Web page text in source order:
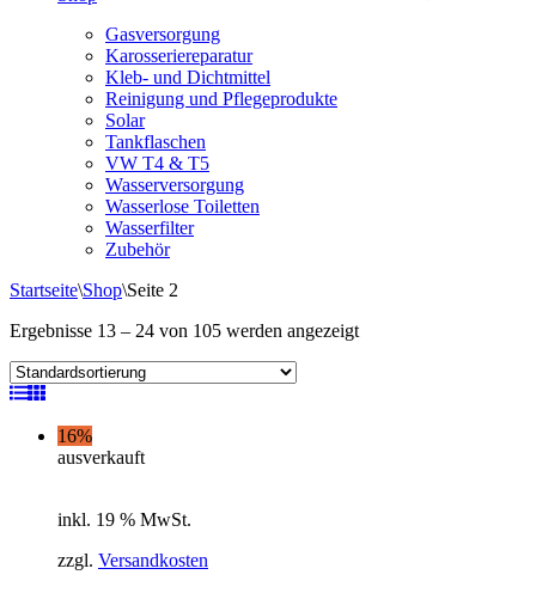
Gasversorgung
Karosseriereparatur
Kleb- und Dichtmittel
Reinigung und Pflegeprodukte
Solar
Tankflaschen
VW T4 & T5
Wasserversorgung
Wasserlose Toiletten
Wasserfilter
Zubehör
Startseite\Shop\Seite 2
Ergebnisse 13 – 24 von 105 werden angezeigt
16%
ausverkauft
inkl. 19 % MwSt.
zzgl. Versandkosten